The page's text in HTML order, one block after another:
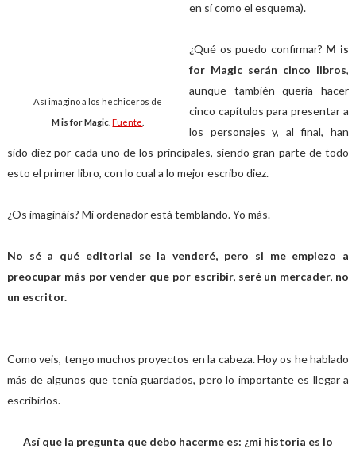
Así imagino a los hechiceros de
M is for Magic .Fuente
en sí como el esquema).
¿Qué os puedo confirmar? M is
for Magic serán cinco libros,
aunque también quería hacer
cinco capítulos para presentar a
los personajes y, al final, han
sido diez por cada uno de los principales, siendo gran parte de todo
esto el primer libro, con lo cual a lo mejor escribo diez.
¿Os imagináis? Mi ordenador está temblando. Yo más.
No sé a qué editorial se la venderé, pero si me empiezo a
preocupar más por vender que por escribir, seré un mercader, no
un escritor.
Como veis, tengo muchos proyectos en la cabeza. Hoy os he hablado
más de algunos que tenía guardados, pero lo importante es llegar a
escribirlos.
Así que la pregunta que debo hacerme es: ¿mi historia es lo